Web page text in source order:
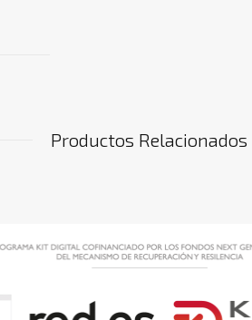
Productos Relacionados